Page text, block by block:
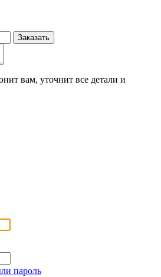
вам, уточнит все детали и
пароль